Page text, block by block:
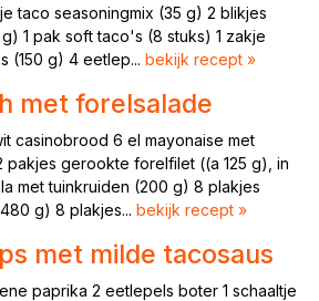
taco seasoningmix (35 g) 2 blikjes
1 pak soft taco's (8 stuks) 1 zakje
(150 g) 4 eetlep... bekijk recept »
met forelsalade
casinobrood 6 el mayonaise met
pakjes gerookte forelfilet ((a 125 g), in
met tuinkruiden (200 g) 8 plakjes
g) 8 plakjes... bekijk recept »
met milde tacosaus
paprika 2 eetlepels boter 1 schaaltje